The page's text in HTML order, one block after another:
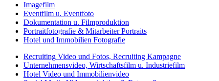
Imagefilm
Eventfilm u. Eventfoto
Dokumentation u. Filmproduktion
Portraitfotografie & Mitarbeiter Portraits
Hotel und Immobilien Fotografie
Recruiting Video und Fotos, Recruiting Kampagne
Unternehmensvideo, Wirtschaftsfilm u. Industriefilm
Hotel Video und Immobilienvideo